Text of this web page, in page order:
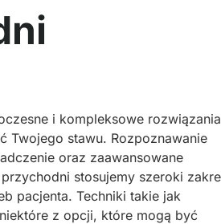
i kompleksowe
Twojego stawu. Rozpoznawanie
oraz zaawansowane
stosujemy szeroki
pacjenta. Techniki takie jak
z opcji, które mogą być